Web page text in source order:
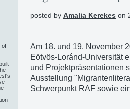
posted by Amalia Kerekes on
Am 18. und 19. November
Eötvös-Loránd-Universität
und Projektpräsentationen
Ausstellung
Schwerpunkt RAF sowie
of